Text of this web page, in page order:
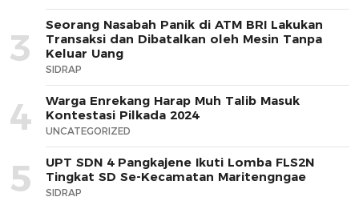
3
Seorang Nasabah Panik di ATM BRI Lakukan
Transaksi dan Dibatalkan oleh Mesin Tanpa
Keluar Uang
SIDRAP
4
Warga Enrekang Harap Muh Talib Masuk
Kontestasi Pilkada 2024
UNCATEGORIZED
5
UPT SDN 4 Pangkajene Ikuti Lomba FLS2N
Tingkat SD Se-Kecamatan Maritengngae
SIDRAP